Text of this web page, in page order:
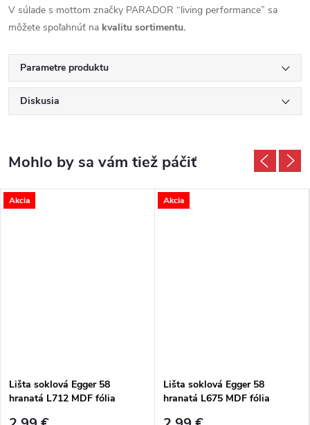
V súlade s mottom značky PARADOR “living performance” sa
môžete spoľahnúť na kvalitu sortimentu.
Parametre produktu
Diskusia
Akcia
Lišta soklová Egger 58
hranatá L712 MDF fólia
Akcia
Lišta soklová Egger 58
hranatá L675 MDF fólia